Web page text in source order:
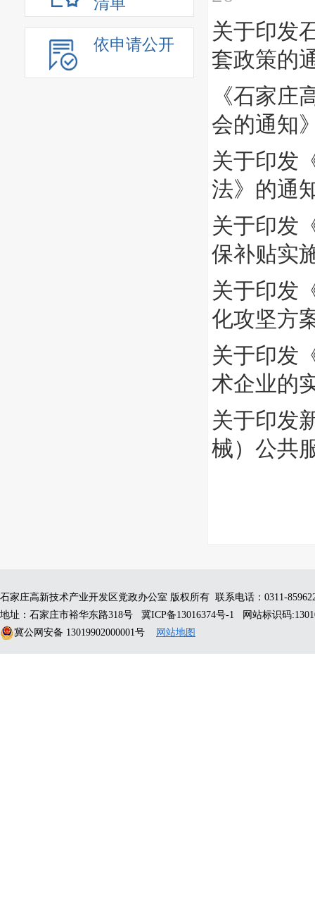
依申请公开
关于印发
套政策的
《石家庄
会的通知
关于印发
法》的通
关于印发
保补贴实
关于印发
化攻坚方
关于印发
术企业的
关于印发
械）公共